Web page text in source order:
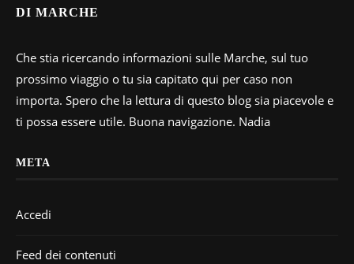
DI MARCHE
Che stia ricercando informazioni sulle Marche, sul tuo
prossimo viaggio o tu sia capitato qui per caso non
importa. Spero che la lettura di questo blog sia piacevole e
ti possa essere utile. Buona navigazione. Nadia
META
Accedi
Feed dei contenuti